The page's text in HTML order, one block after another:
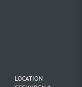
LOCATION